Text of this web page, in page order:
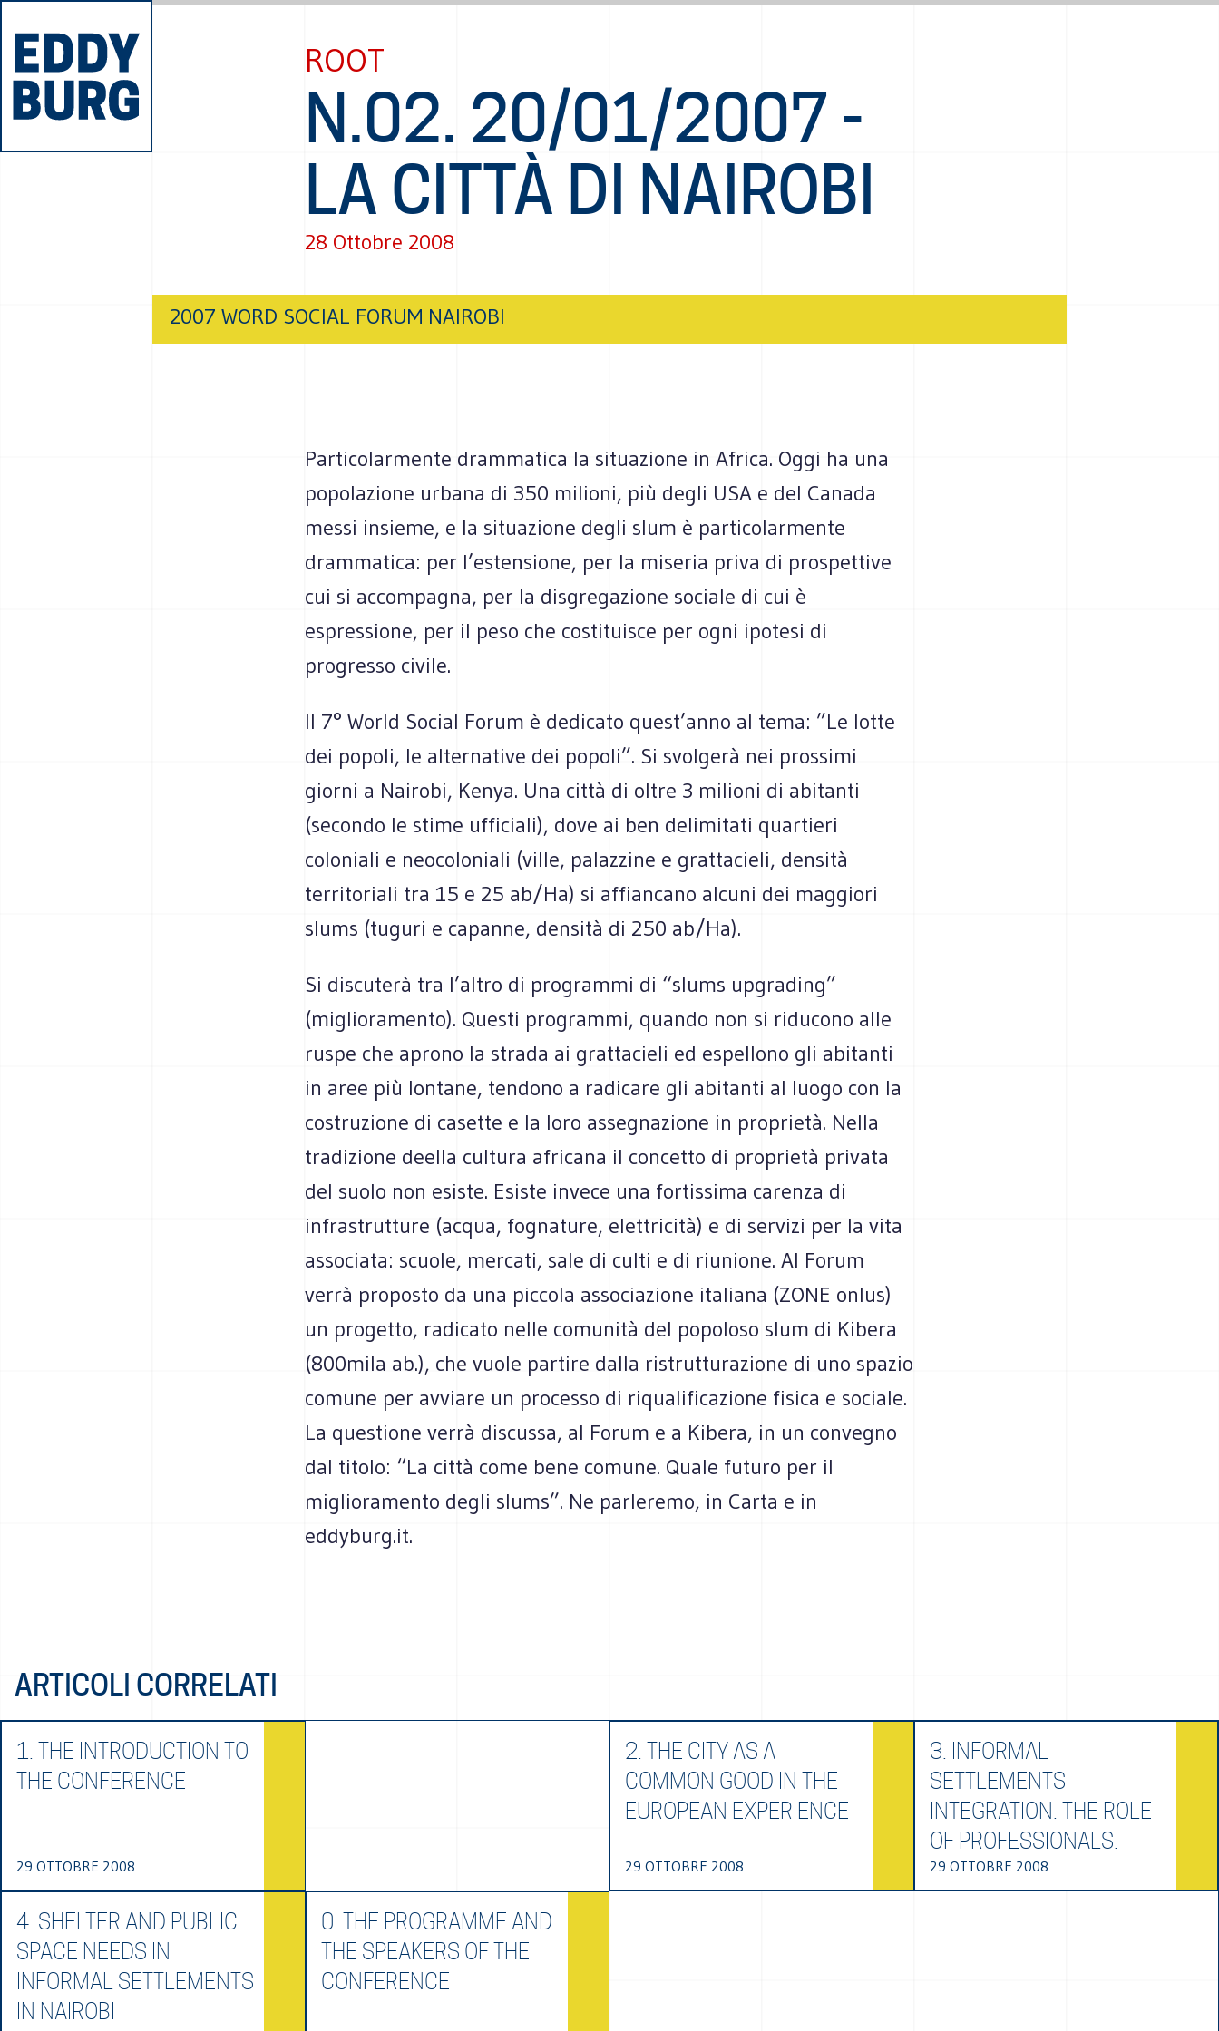
ROOT
N.02. 20/01/2007 -
LA CITTÀ DI NAIROBI
28 Ottobre 2008
2007 WORD SOCIAL FORUM NAIROBI
Particolarmente drammatica la situazione in Africa. Oggi ha una
popolazione urbana di 350 milioni, più degli USA e del Canada
messi insieme, e la situazione degli slum è particolarmente
drammatica: per l’estensione, per la miseria priva di prospettive
cui si accompagna, per la disgregazione sociale di cui è
espressione, per il peso che costituisce per ogni ipotesi di
progresso civile.
Il 7° World Social Forum è dedicato quest’anno al tema: ”Le lotte
dei popoli, le alternative dei popoli”. Si svolgerà nei prossimi
giorni a Nairobi, Kenya. Una città di oltre 3 milioni di abitanti
(secondo le stime ufficiali), dove ai ben delimitati quartieri
coloniali e neocoloniali (ville, palazzine e grattacieli, densità
territoriali tra 15 e 25 ab/Ha) si affiancano alcuni dei maggiori
slums (tuguri e capanne, densità di 250 ab/Ha).
Si discuterà tra l’altro di programmi di “slums upgrading”
(miglioramento). Questi programmi, quando non si riducono alle
ruspe che aprono la strada ai grattacieli ed espellono gli abitanti
in aree più lontane, tendono a radicare gli abitanti al luogo con la
costruzione di casette e la loro assegnazione in proprietà. Nella
tradizione deella cultura africana il concetto di proprietà privata
del suolo non esiste. Esiste invece una fortissima carenza di
infrastrutture (acqua, fognature, elettricità) e di servizi per la vita
associata: scuole, mercati, sale di culti e di riunione. Al Forum
verrà proposto da una piccola associazione italiana (ZONE onlus)
un progetto, radicato nelle comunità del popoloso slum di Kibera
(800mila ab.), che vuole partire dalla ristrutturazione di uno spazio
comune per avviare un processo di riqualificazione fisica e sociale.
La questione verrà discussa, al Forum e a Kibera, in un convegno
dal titolo: “La città come bene comune. Quale futuro per il
miglioramento degli slums”. Ne parleremo, in Carta e in
eddyburg.it.
ARTICOLI CORRELATI
1. THE INTRODUCTION TO
THE CONFERENCE
29 OTTOBRE 2008
2. THE CITY AS A
COMMON GOOD IN THE
EUROPEAN EXPERIENCE
29 OTTOBRE 2008
3. INFORMAL
SETTLEMENTS
INTEGRATION. THE ROLE
OF PROFESSIONALS.
29 OTTOBRE 2008
4. SHELTER AND PUBLIC
SPACE NEEDS IN
INFORMAL SETTLEMENTS
IN NAIROBI
0. THE PROGRAMME AND
THE SPEAKERS OF THE
CONFERENCE